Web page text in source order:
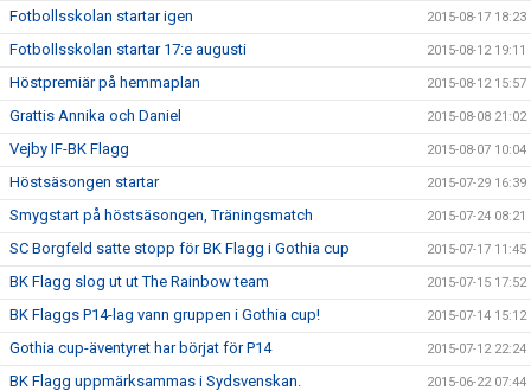
Fotbollsskolan startar igen 2015-08-17 18:23
Fotbollsskolan startar 17:e augusti 2015-08-12 19:11
Höstpremiär på hemmaplan 2015-08-12 15:57
Grattis Annika och Daniel 2015-08-08 21:02
Vejby IF-BK Flagg 2015-08-07 10:04
Höstsäsongen startar 2015-07-29 16:39
Smygstart på höstsäsongen, Träningsmatch 2015-07-24 08:21
SC Borgfeld satte stopp för BK Flagg i Gothia cup 2015-07-17 11:45
BK Flagg slog ut ut The Rainbow team 2015-07-15 17:52
BK Flaggs P14-lag vann gruppen i Gothia cup! 2015-07-14 15:12
Gothia cup-äventyret har börjat för P14 2015-07-12 22:24
BK Flagg uppmärksammas i Sydsvenskan. 2015-06-22 07:44